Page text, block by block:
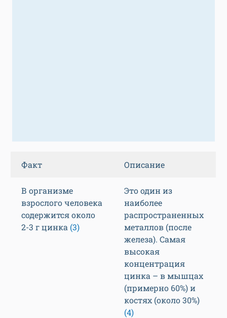
Факт Описание
В организме
взрослого человека
содержится около
2-3 г цинка (3)
Это один из
наиболее
распространенных
металлов (после
железа). Самая
высокая
концентрация
цинка – в мышцах
(примерно 60%) и
костях (около 30%)
(4)